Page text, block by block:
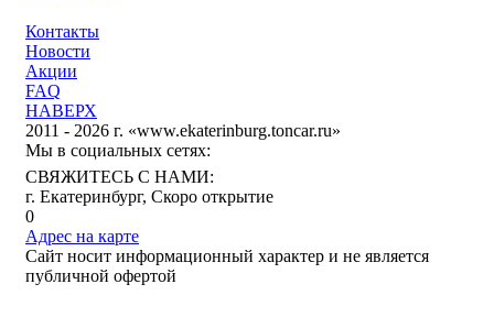
Контакты
Новости
Акции
FAQ
НАВЕРХ
2011 - 2026 г. «www.ekaterinburg.toncar.ru»
Мы в социальных сетях:
СВЯЖИТЕСЬ С НАМИ:
г. Екатеринбург, Скоро открытие
0
Адрес на карте
Сайт носит информационный характер и не является
публичной офертой